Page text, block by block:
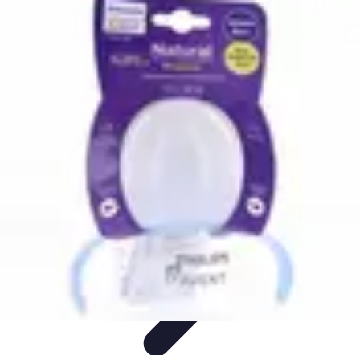
Bien-Être Animaux Vieux
Conseils pratiquesComprendre le
Confort et EnvironnementSanté
Bien-Être Animaux Vieux